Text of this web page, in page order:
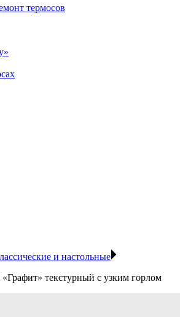
термосов
и настольные
текстурный с узким горлом